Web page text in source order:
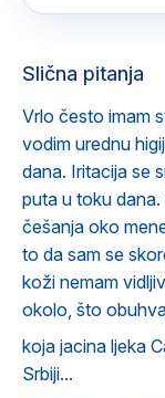
Slična pitanja
Vrlo često imam
vodim urednu
dana. Iritacija se
puta u toku
češanja oko
to da sam se
koži nemam
okolo, što
koja jacina ljeka
Srbiji...